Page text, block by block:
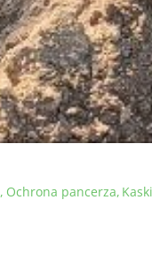
Ochrona pancerza Kaski